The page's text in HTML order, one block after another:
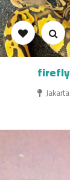
firefly
Jakarta